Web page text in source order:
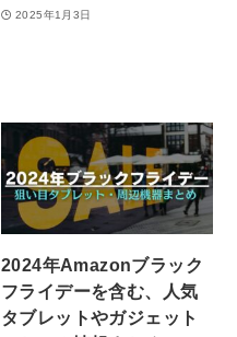
2025年1月3日
2024年Amazonブラック
フライデーを含む、人気
タブレットやガジェット